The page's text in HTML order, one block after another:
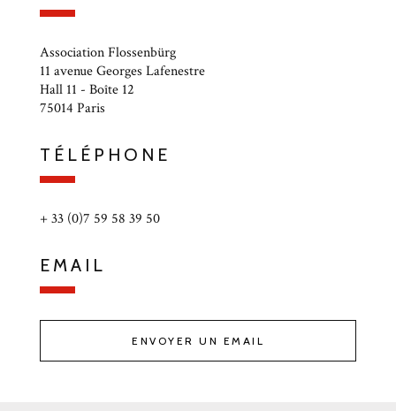
Association Flossenbürg
11 avenue Georges Lafenestre
Hall 11 - Boîte 12
75014 Paris
TÉLÉPHONE
+ 33 (0)7 59 58 39 50
EMAIL
ENVOYER UN EMAIL